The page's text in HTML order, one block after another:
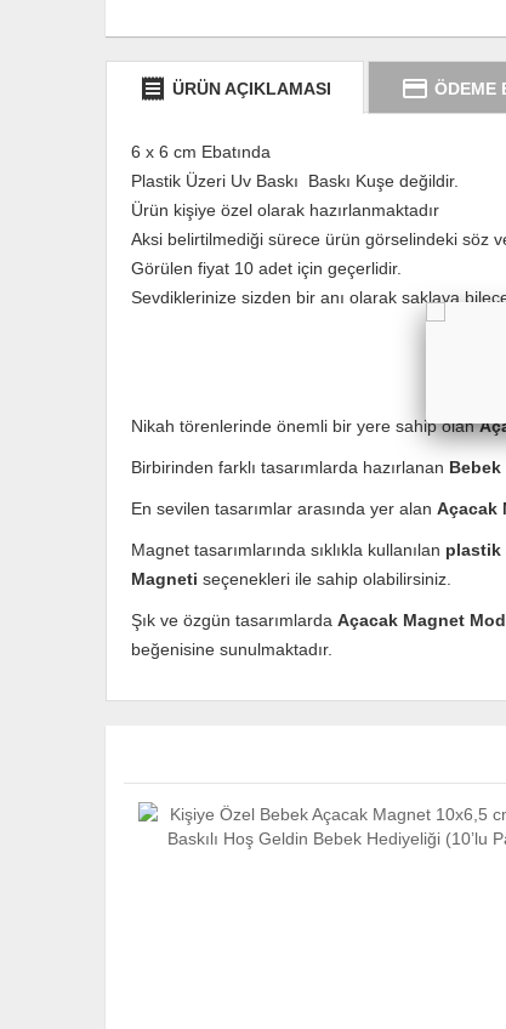
receipt ÜRÜN AÇIKLAMASI credit_card ÖDEME
6 x 6 cm Ebatında
Plastik Üzeri Uv Baskı Baskı Kuşe değildir.
Ürün kişiye özel olarak hazırlanmaktadır
Aksi belirtilmediği sürece ürün görselindeki söz
Görülen fiyat 10 adet için geçerlidir.
Sevdiklerinize sizden bir anı olarak saklaya
Nikah törenlerinde önemli bir yere sahip olan
Birbirinden farklı tasarımlarda hazırlanan
En sevilen tasarımlar arasında yer alan Açacak
Magnet tasarımlarında sıklıkla kullanılan plastik
Magneti seçenekleri ile sahip olabilirsiniz.
Şık ve özgün tasarımlarda Açacak Magnet
beğenisine sunulmaktadır.